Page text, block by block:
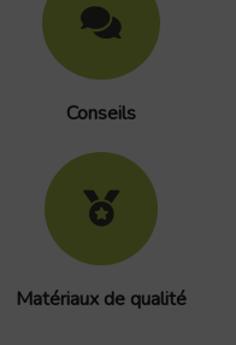
Conseils
Matériaux de qualité